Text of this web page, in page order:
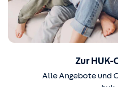
Zur HUK-
Alle Angebote und